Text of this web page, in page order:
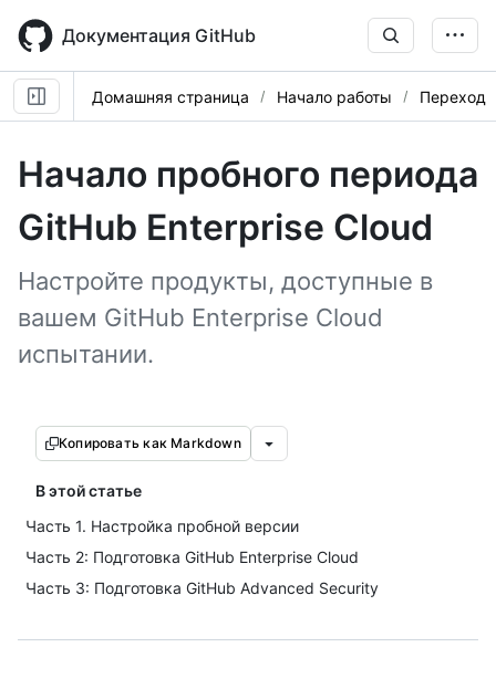
main
content
Документация GitHub
Домашняя страница Начало работы Переход
Начало пробного периода
GitHub Enterprise Cloud
Настройте продукты, доступные в
вашем GitHub Enterprise Cloud
испытании.
Копировать как Markdown
В этой статье
Часть 1. Настройка пробной версии
Часть 2: Подготовка GitHub Enterprise Cloud
Часть 3: Подготовка GitHub Advanced Security